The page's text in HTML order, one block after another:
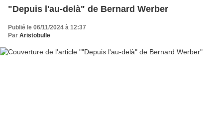
"Depuis l'au-delà" de Bernard Werber
Publié le 06/11/2024 à 12:37
Par Aristobulle